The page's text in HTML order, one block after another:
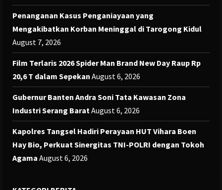
Penanganan Kasus Penganiayaan yang
Mengakibatkan Korban Meninggal di Tarogong Kidul
August 7, 2026
Film Terlaris 2026 Spider Man Brand New Day Raup Rp
20,6 T dalam Sepekan August 6, 2026
Gubernur Banten Andra Soni Tata Kawasan Zona
Industri Serang Barat August 6, 2026
Kapolres Tangsel Hadiri Perayaan HUT Vihara Boen
Hay Bio, Perkuat Sinergitas TNI-POLRI dengan Tokoh
Agama August 6, 2026